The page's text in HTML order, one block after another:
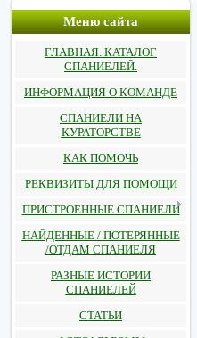
Меню сайта
ГЛАВНАЯ. КАТАЛОГ
СПАНИЕЛЕЙ.
ИНФОРМАЦИЯ О КОМАНДЕ
СПАНИЕЛИ НА
КУРАТОРСТВЕ
КАК ПОМОЧЬ
РЕКВИЗИТЫ ДЛЯ ПОМОЩИ
ПРИСТРОЕННЫЕ СПАНИЕЛИ
НАЙДЕННЫЕ / ПОТЕРЯННЫЕ
/ОТДАМ СПАНИЕЛЯ
РАЗНЫЕ ИСТОРИИ
СПАНИЕЛЕЙ
СТАТЬИ